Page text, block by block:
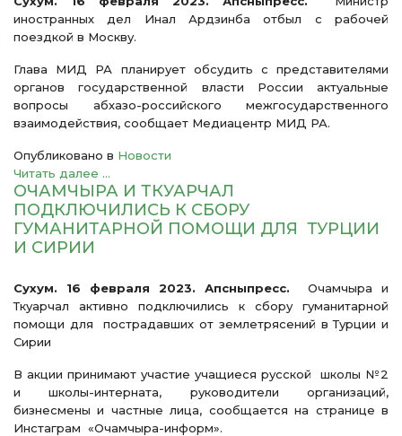
иностранных дел Инал Ардзинба отбыл с рабочей
поездкой в Москву.
Глава МИД РА планирует обсудить с представителями
органов государственной власти России актуальные
вопросы абхазо-российского межгосударственного
взаимодействия, сообщает Медиацентр МИД РА.
Опубликовано в Новости
Читать далее ...
ОЧАМЧЫРА И ТКУАРЧАЛ
ПОДКЛЮЧИЛИСЬ К СБОРУ
ГУМАНИТАРНОЙ ПОМОЩИ ДЛЯ ТУРЦИИ
И СИРИИ
Сухум. 16 февраля 2023. Апсныпресс.
Очамчыра и
Ткуарчал активно подключились к сбору гуманитарной
помощи для пострадавших от землетрясений в Турции и
Сирии
В акции принимают участие учащиеся русской школы №2
и школы-интерната, руководители организаций,
бизнесмены и частные лица, сообщается на странице в
Инстаграм «Очамчыра-информ».